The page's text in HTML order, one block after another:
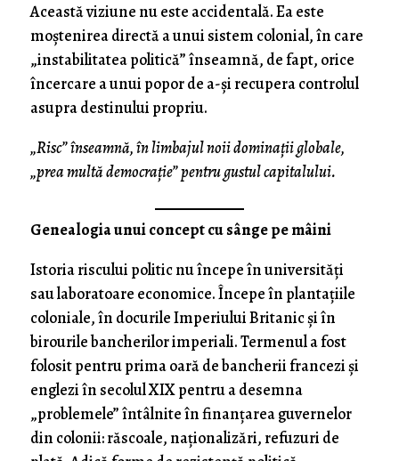
Această viziune nu este accidentală. Ea este
moștenirea directă a unui sistem colonial, în care
„instabilitatea politică” înseamnă, de fapt, orice
încercare a unui popor de a-și recupera controlul
asupra destinului propriu.
„Risc” înseamnă, în limbajul noii dominații globale,
„prea multă democrație” pentru gustul capitalului.
Genealogia unui concept cu sânge pe mâini
Istoria riscului politic nu începe în universități
sau laboratoare economice. Începe în plantațiile
coloniale, în docurile Imperiului Britanic și în
birourile bancherilor imperiali. Termenul a fost
folosit pentru prima oară de bancherii francezi și
englezi în secolul XIX pentru a desemna
„problemele” întâlnite în finanțarea guvernelor
din colonii: răscoale, naționalizări, refuzuri de